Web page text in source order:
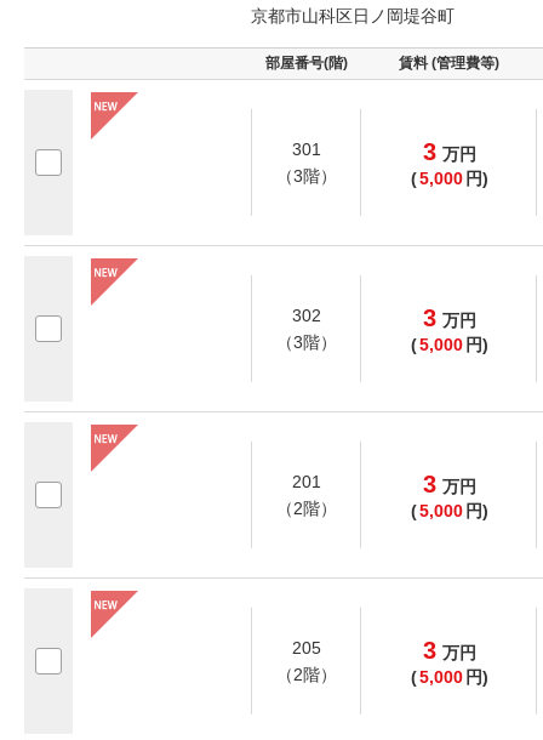
京都市山科区日ノ岡堤谷町
部屋番号(階) 賃料 (管理費等)
301
（3階）
3 万円
(5,000 円)
302
（3階）
3 万円
(5,000 円)
201
（2階）
3 万円
(5,000 円)
205
（2階）
3 万円
(5,000 円)